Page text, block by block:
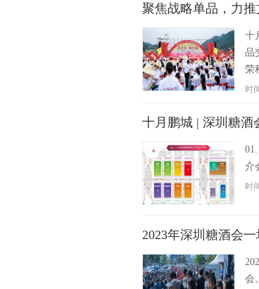
聚焦战略单品，力
十
品
荣
时
十月鹏城 | 深圳糖酒
介
时
2023年深圳糖酒会
会